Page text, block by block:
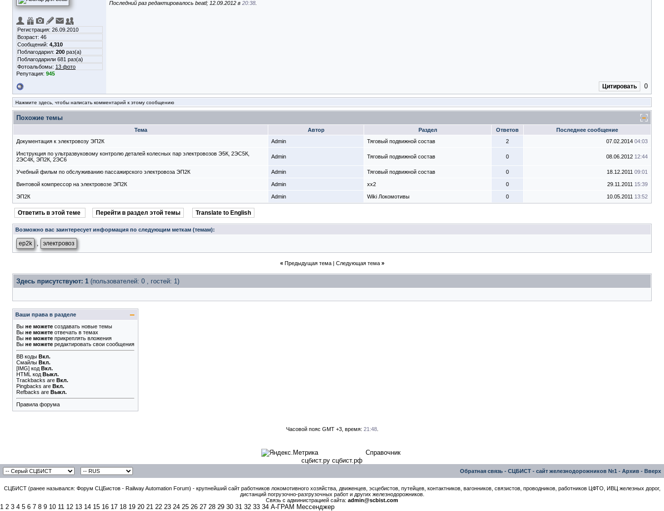
Регистрация: 26.09.2010
Возраст: 46
Сообщений: 4,310
Поблагодарил: 200 раз(а)
Поблагодарили 681 раз(а)
Фотоальбомы: 13 фото
Репутация: 945
Последний раз редактировалось beatl; 12.09.2012 в 20:38
Цитировать 0
Нажмите здесь, чтобы написать комментарий к этому сообщению
Похожие темы
Тема Автор Раздел Ответов
Последнее сообщение
Документация к электровозу ЭП2К
Admin Тяговый подвижной состав 2 07.02.2014 04:03
Инструкция по ультразвуковому контролю деталей колесных пар электровозов Э5К, 2ЭС5К,
2ЭС4К, ЭП2К, 2ЭС6
Admin Тяговый подвижной состав 0 08.06.2012 12:44
Учебный фильм по обслуживанию пассажирского электровоза ЭП2К Admin Тяговый подвижной состав 0 18.12.2011 09:01
Винтовой компрессор на электровозе ЭП2К Admin xx2 0 29.11.2011 15:39
ЭП2К Admin Wiki Локомотивы 0 10.05.2011 13:52
Ответить в этой теме Перейти в раздел этой темы Translate to English
Возможно вас заинтересует информация по следующим меткам (темам):
ep2k электровоз
« Предыдущая тема| Следующая тема »
Здесь присутствуют: 1 (пользователей: 0 , гостей: 1)
Ваши права в разделе
Вы не можете создавать новые темы
Вы не можете отвечать в темах
Вы не можете прикреплять вложения
Вы не можете редактировать свои сообщения
BB коды Вкл.
Смайлы Вкл.
[IMG] код Вкл.
HTML код Выкл.
Trackbacks are Вкл.
Pingbacks are Вкл.
Refbacks are Выкл.
Правила форума
Часовой пояс GMT +3, время: 21:48.
Справочник
сцбист.ру сцбист.рф
Обратная связь - СЦБИСТ - сайт железнодорожников №1 - Архив - Вверх
СЦБИСТ (ранее назывался: Форум СЦБистов - Railway Automation Forum) - крупнейший сайт работников локомотивного хозяйства, движенцев, эсцебистов, путейцев, контактников, вагонников, связистов, проводников, работников ЦФТО, ИВЦ железных дорог,
дистанций погрузочно-разгрузочных работ и других железнодорожников.
Связь с администрацией сайта: admin@scbist.com
1 2 3 4 5 6 7 8 9 10 11 12 13 14 15 16 17 18 19 20 21 22 23 24 25 26 27 28 29 30 31 32 33 34 А-ГРАМ Мессенджер